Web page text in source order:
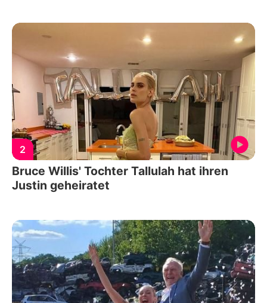
2
Bruce Willis' Tochter Tallulah hat ihren
Justin geheiratet